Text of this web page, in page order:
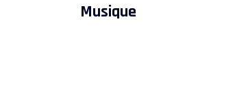
Musique